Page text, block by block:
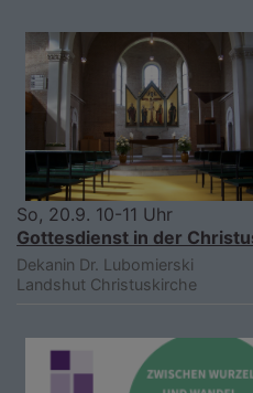
So, 20.9. 10-11 Uhr
Gottesdienst in der
Dekanin Dr. Lubomierski
Landshut Christuskirche